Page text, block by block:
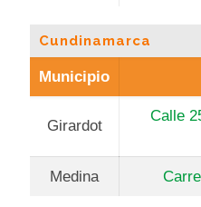
Cundinamarca
Municipio
Girardot
Calle
Medina